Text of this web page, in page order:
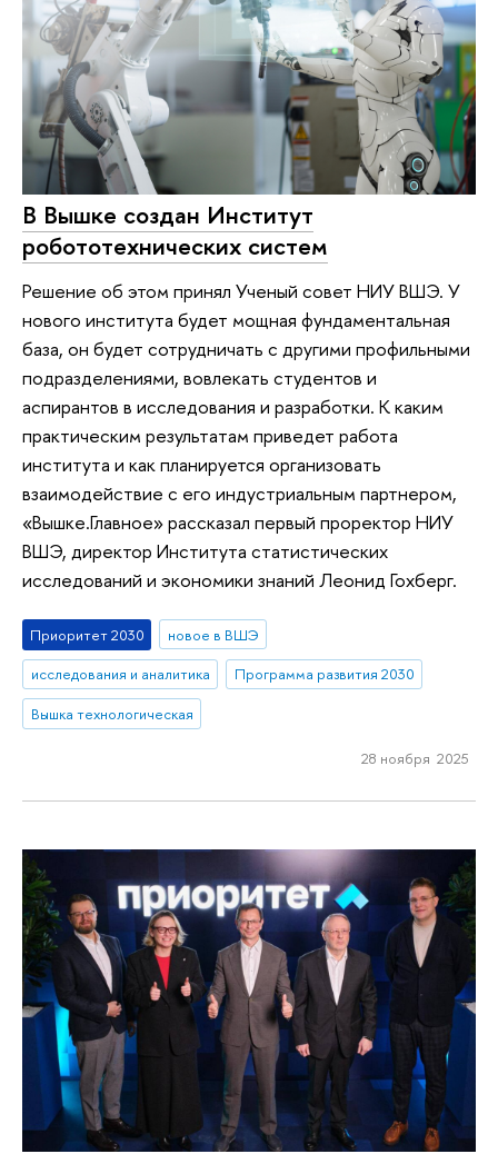
В Вышке создан Институт
робототехнических систем
Решение об этом принял Ученый совет НИУ ВШЭ. У
нового института будет мощная фундаментальная
база, он будет сотрудничать с другими профильными
подразделениями, вовлекать студентов и
аспирантов в исследования и разработки. К каким
практическим результатам приведет работа
института и как планируется организовать
взаимодействие с его индустриальным партнером,
«Вышке.Главное» рассказал первый проректор НИУ
ВШЭ, директор Института статистических
исследований и экономики знаний Леонид Гохберг.
Приоритет 2030
новое в ВШЭ
исследования и аналитика
Программа развития 2030
Вышка технологическая
28 ноября 2025